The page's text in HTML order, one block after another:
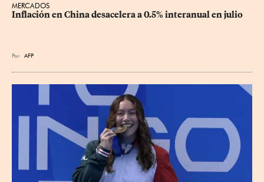
MERCADOS
Inflación en China desacelera a 0.5% interanual en julio
Por AFP